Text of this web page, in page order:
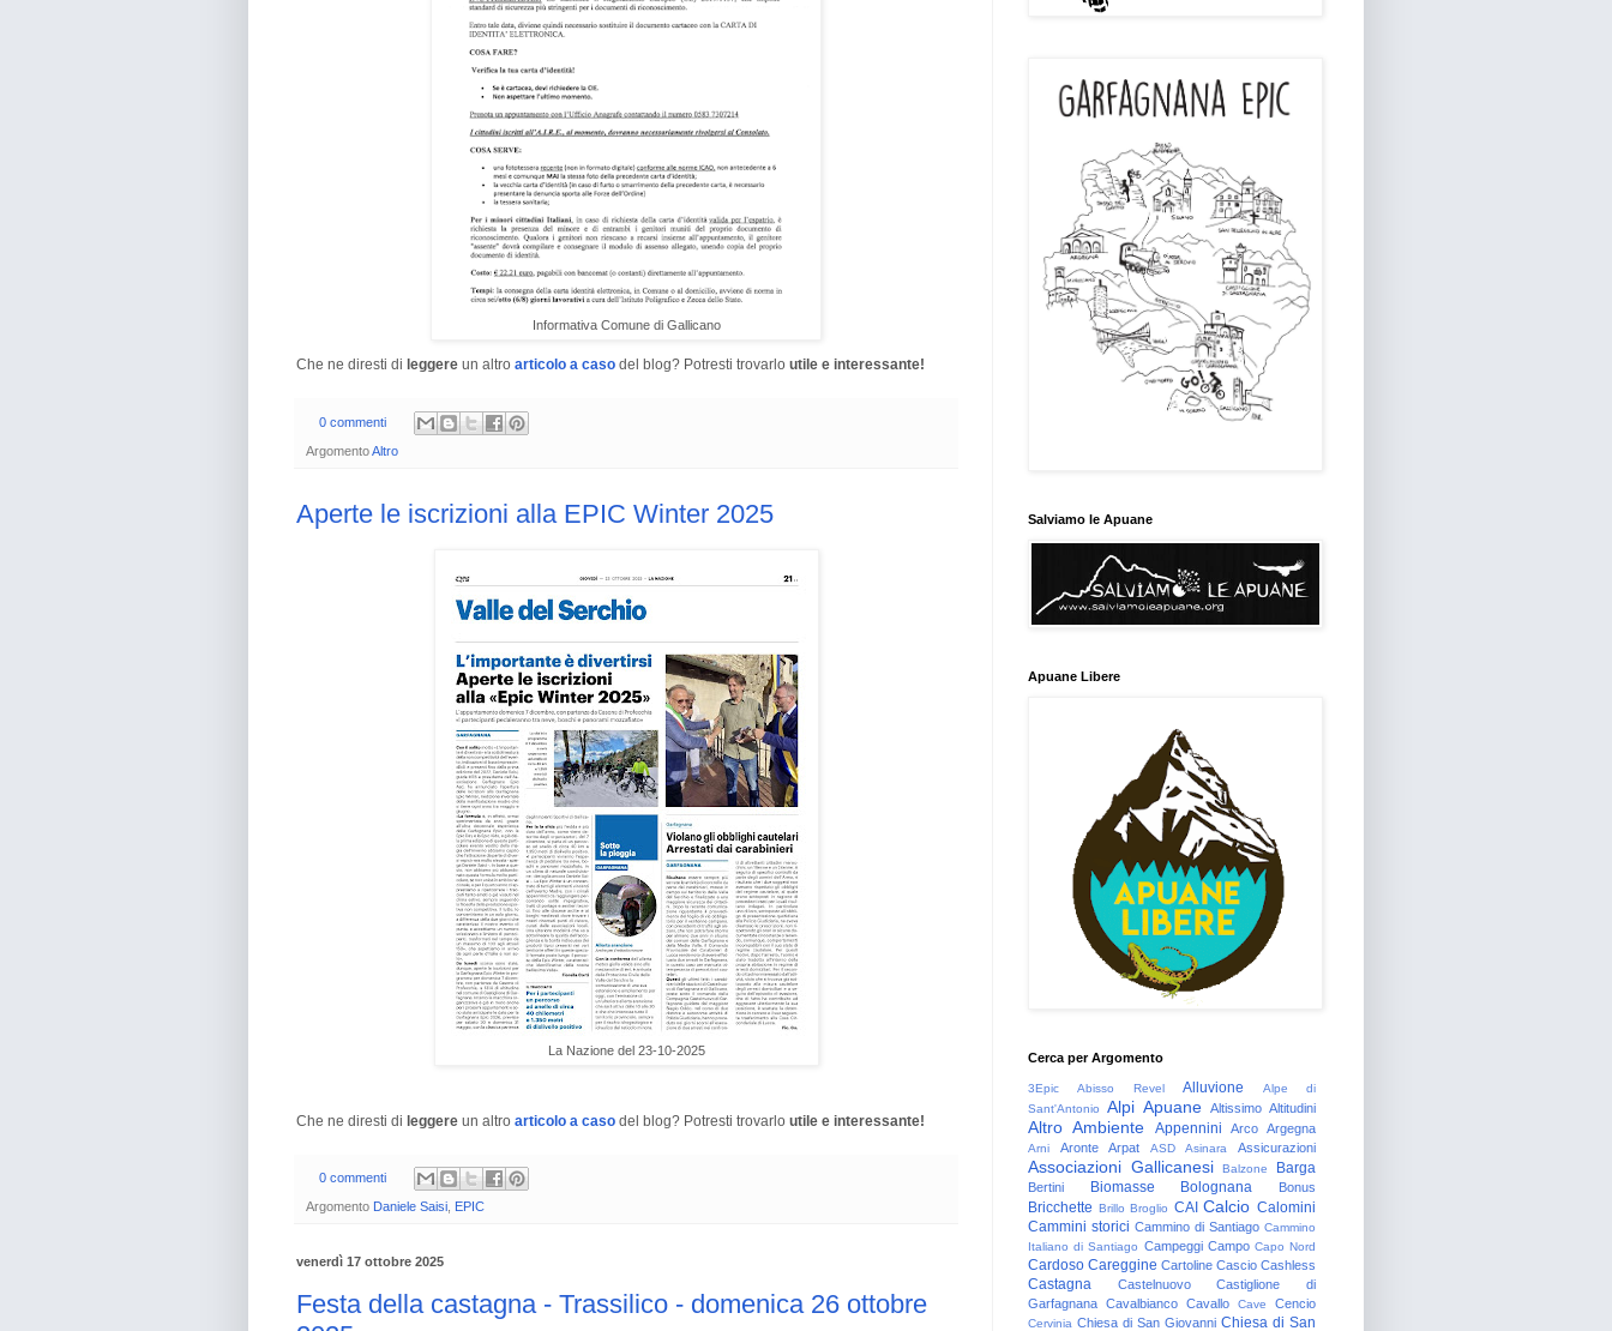
Informativa Comune di Gallicano
Che ne diresti di leggere un altro articolo a caso del blog? Potresti trovarlo utile e interessante!
0 commenti
ArgomentoAltro
Aperte le iscrizioni alla EPIC Winter 2025
La Nazione del 23-10-2025
Che ne diresti di leggere un altro articolo a caso del blog? Potresti trovarlo utile e interessante!
0 commenti
Argomento Daniele Saisi EPIC
venerdì 17 ottobre 2025
Festa della castagna - Trassilico - domenica 26 ottobre
Salviamo le Apuane
Apuane Libere
Cerca per Argomento
3Epic Abisso Revel Alluvione
Alpe di
Sant'Antonio
Alpi Apuane Altissimo Altitudini
Altro Ambiente Appennini Arco Argegna
Arni Aronte Arpat ASD Asinara Assicurazioni
Associazioni Gallicanesi Balzone Barga
Bertini Biomasse Bolognana Bonus
Bricchette Brillo Broglio CAI Calcio Calomini
Cammini storici Cammino di Santiago Cammino
Italiano di Santiago Campeggi Campo Capo Nord
Cardoso Careggine Cartoline Cascio Cashless
Castagna Castelnuovo
Castiglione di
Garfagnana Cavalbianco Cavallo Cave Cencio
Cervinia Chiesa di San Giovanni Chiesa di San